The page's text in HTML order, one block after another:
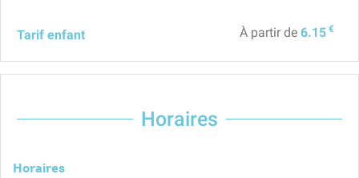
Tarif enfant À partir de 6.15 €
Horaires
Horaires